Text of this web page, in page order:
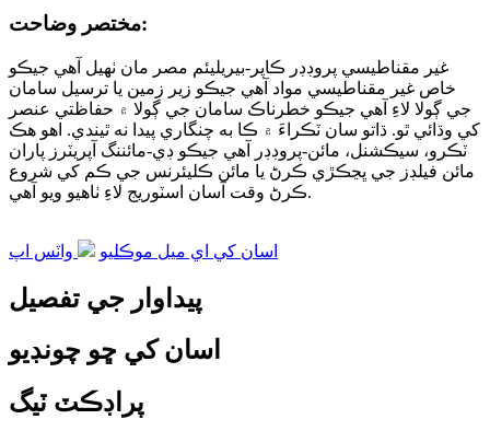
مختصر وضاحت:
غير مقناطيسي پروڊڊر ڪاپر-بيريليئم مصر مان ٺهيل آهي جيڪو
خاص غير مقناطيسي مواد آهي جيڪو زير زمين يا ترسيل سامان
جي ڳولا لاءِ آهي جيڪو خطرناڪ سامان جي ڳولا ۾ حفاظتي عنصر
کي وڌائي ٿو. ڌاتو سان ٽڪراءَ ۾ ڪا به چنگاري پيدا نه ٿيندي. اهو هڪ
ٽڪرو، سيڪشنل، مائن-پروڊڊر آهي جيڪو ڊي-مائننگ آپريٽرز پاران
مائن فيلڊز جي ڀڃڪڙي ڪرڻ يا مائن ڪليئرنس جي ڪم کي شروع
ڪرڻ وقت آسان اسٽوريج لاءِ ٺاهيو ويو آهي.
اسان کي اي ميل موڪليو واٽس اپ
پيداوار جي تفصيل
اسان کي ڇو چونڊيو
پراڊڪٽ ٽيگ